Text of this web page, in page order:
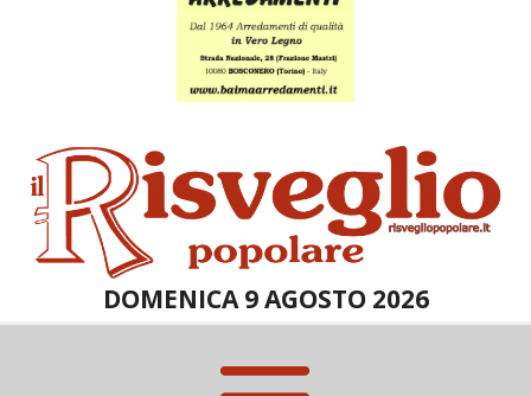
DOMENICA 9 AGOSTO 2026